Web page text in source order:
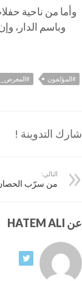
وأما من ناحية
وباسم الدار،
#المؤلفون
شارك التدوينة !
التالي:
من سرّب
عن HATEM ALI